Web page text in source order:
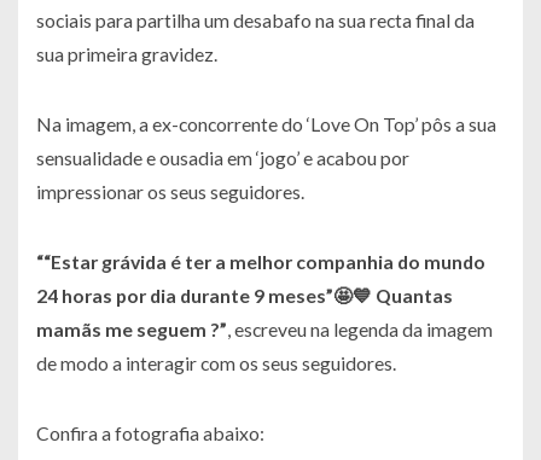
sociais para partilha um desabafo na sua recta final da
sua primeira gravidez.
Na imagem, a ex-concorrente do ‘Love On Top’ pôs a sua
sensualidade e ousadia em ‘jogo’ e acabou por
impressionar os seus seguidores.
““Estar grávida é ter a melhor companhia do mundo
24 horas por dia durante 9 meses”🤩💙 Quantas
mamãs me seguem ?”, escreveu na legenda da imagem
de modo a interagir com os seus seguidores.
Confira a fotografia abaixo: